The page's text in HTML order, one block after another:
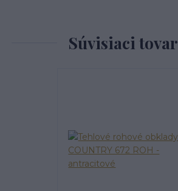
Súvisiaci tovar